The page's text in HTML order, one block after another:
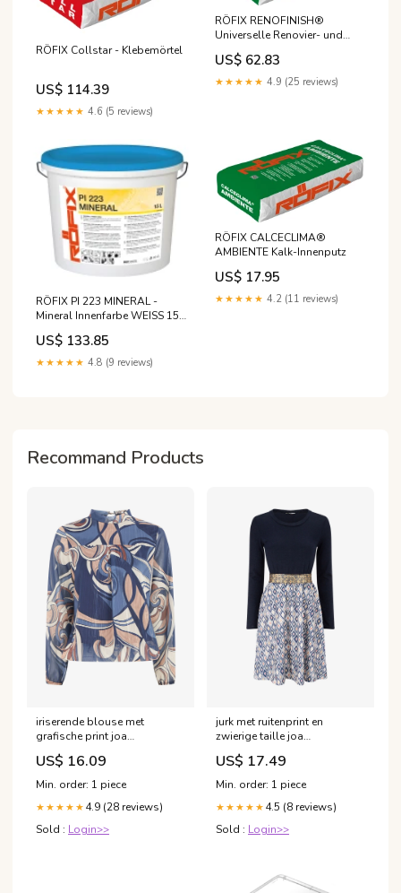
RÖFIX Collstar - Klebemörtel
US$ 114.39
★★★★★ 4.6 (5 reviews)
RÖFIX RENOFINISH®
Universelle Renovier- und
Haftglätte
US$ 62.83
★★★★★ 4.9 (25 reviews)
RÖFIX PI 223 MINERAL -
Mineral Innenfarbe WEISS 15
Liter:Weiß
US$ 133.85
★★★★★ 4.8 (9 reviews)
RÖFIX CALCECLIMA®
AMBIENTE Kalk-Innenputz
US$ 17.95
★★★★★ 4.2 (11 reviews)
Recommand Products
iriserende blouse met
grafische print joa
1192_marineblauw Taille:36
(S)
US$ 16.09
Min. order: 1 piece
★★★★★ 4.9 (28 reviews)
Sold : Login>>
jurk met ruitenprint en
zwierige taille joa
1184_marineblauw Taille:46
(3XL)
US$ 17.49
Min. order: 1 piece
★★★★★ 4.5 (8 reviews)
Sold : Login>>